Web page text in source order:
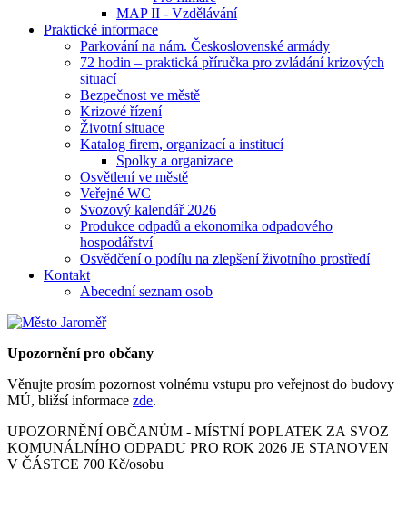
MAP II - Vzdělávání
Praktické informace
Parkování na nám. Československé armády
72 hodin – praktická příručka pro zvládání krizových
situací
Bezpečnost ve městě
Krizové řízení
Životní situace
Katalog firem, organizací a institucí
Spolky a organizace
Osvětlení ve městě
Veřejné WC
Svozový kalendář 2026
Produkce odpadů a ekonomika odpadového
hospodářství
Osvědčení o podílu na zlepšení životního prostředí
Kontakt
Abecední seznam osob
Upozornění pro občany
Věnujte prosím pozornost volnému vstupu pro veřejnost do budovy
MÚ, bližsí informace zde.
UPOZORNĚNÍ OBČANŮM - MÍSTNÍ POPLATEK ZA SVOZ
KOMUNÁLNÍHO ODPADU PRO ROK 2026 JE STANOVEN
V ČÁSTCE 700 Kč/osobu